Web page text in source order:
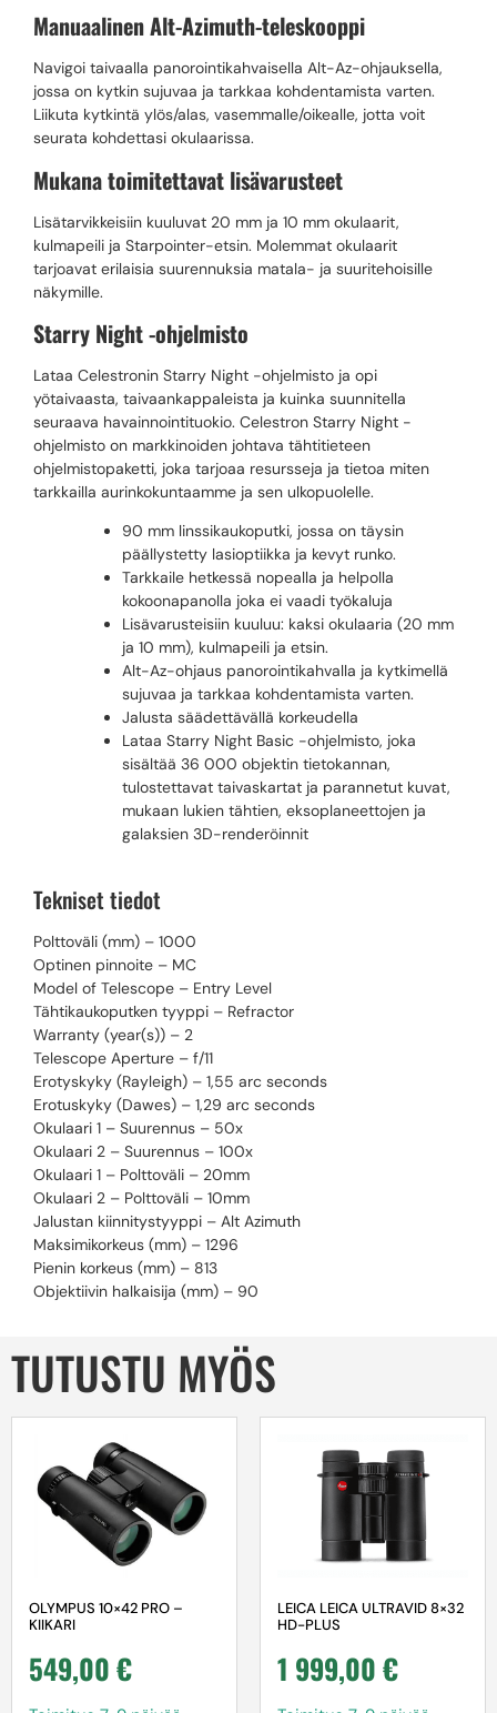
Manuaalinen Alt-Azimuth-teleskooppi
Navigoi taivaalla panorointikahvaisella Alt-Az-ohjauksella,
jossa on kytkin sujuvaa ja tarkkaa kohdentamista varten.
Liikuta kytkintä ylös/alas, vasemmalle/oikealle, jotta voit
seurata kohdettasi okulaarissa.
Mukana toimitettavat lisävarusteet
Lisätarvikkeisiin kuuluvat 20 mm ja 10 mm okulaarit,
kulmapeili ja Starpointer-etsin. Molemmat okulaarit
tarjoavat erilaisia ​​suurennuksia matala- ja suuritehoisille
näkymille.
Starry Night -ohjelmisto
Lataa Celestronin Starry Night -ohjelmisto ja opi
yötaivaasta, taivaankappaleista ja kuinka suunnitella
seuraava havainnointituokio. Celestron Starry Night -
ohjelmisto on markkinoiden johtava tähtitieteen
ohjelmistopaketti, joka tarjoaa resursseja ja tietoa miten
tarkkailla aurinkokuntaamme ja sen ulkopuolelle.
90 mm linssikaukoputki, jossa on täysin
päällystetty lasioptiikka ja kevyt runko.
Tarkkaile hetkessä nopealla ja helpolla
kokoonapanolla joka ei vaadi työkaluja
Lisävarusteisiin kuuluu: kaksi okulaaria (20 mm
ja 10 mm), kulmapeili ja etsin.
Alt-Az-ohjaus panorointikahvalla ja kytkimellä
sujuvaa ja tarkkaa kohdentamista varten.
Jalusta säädettävällä korkeudella
Lataa Starry Night Basic -ohjelmisto, joka
sisältää 36 000 objektin tietokannan,
tulostettavat taivaskartat ja parannetut kuvat,
mukaan lukien tähtien, eksoplaneettojen ja
galaksien 3D-renderöinnit
Tekniset tiedot
Polttoväli (mm) – 1000
Optinen pinnoite – MC
Model of Telescope – Entry Level
Tähtikaukoputken tyyppi – Refractor
Warranty (year(s)) – 2
Telescope Aperture – f/11
Erotyskyky (Rayleigh) – 1,55 arc seconds
Erotuskyky (Dawes) – 1,29 arc seconds
Okulaari 1 – Suurennus – 50x
Okulaari 2 – Suurennus – 100x
Okulaari 1 – Polttoväli – 20mm
Okulaari 2 – Polttoväli – 10mm
Jalustan kiinnitystyyppi – Alt Azimuth
Maksimikorkeus (mm) – 1296
Pienin korkeus (mm) – 813
Objektiivin halkaisija (mm) – 90
TUTUSTU MYÖS
OLYMPUS 10×42 PRO –
KIIKARI
549,00€
LEICA LEICA ULTRAVID 8×32
HD-PLUS
1 999,00€